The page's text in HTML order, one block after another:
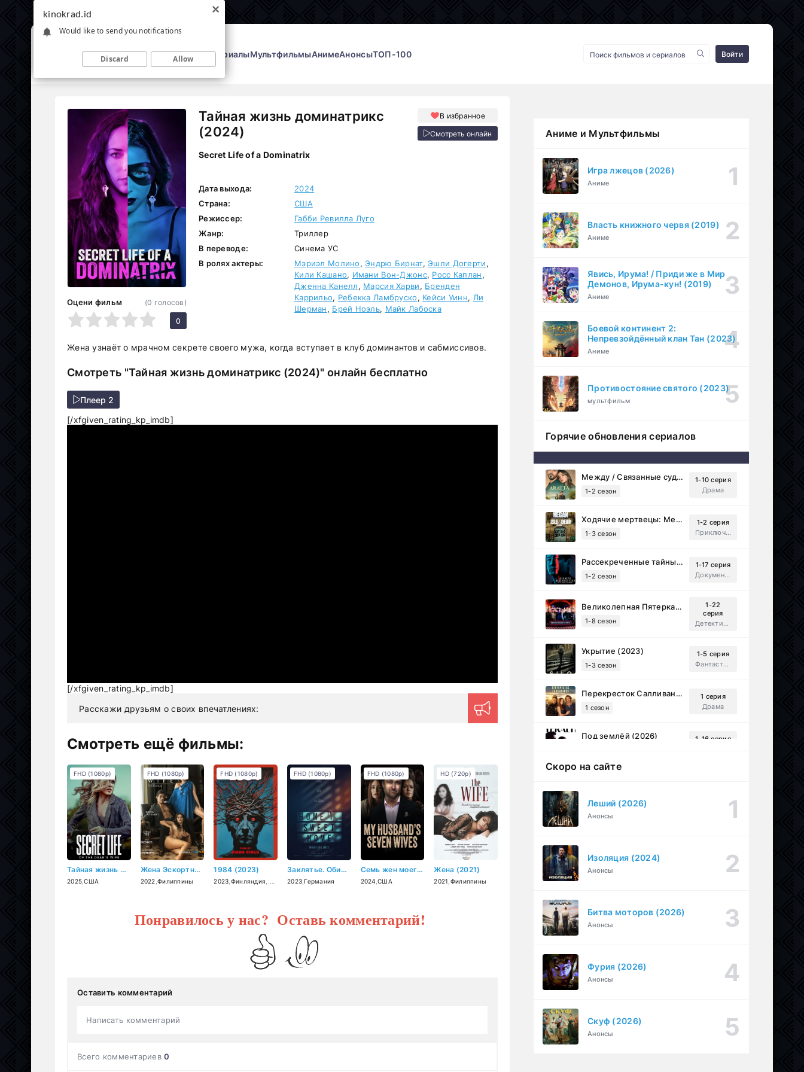
ФильмыСериалыМультфильмыАнимеАнонсыТОП-100 Войти
Тайная жизнь доминатрикс
(2024)
Secret Life of a Dominatrix
В избранное
Смотреть онлайн
Оцени фильм
5
(0 голосов)
0
Дата выхода:
2024
Страна:
США
Режиссер:
Габби Ревилла Луго
Жанр:
Триллер
В переводе:
Синема УС
В ролях актеры:
Мэриэл Молино,Эндрю Бирнат,Эшли Догерти,
Кили Кашано, Имани Вон-Джонс, Росс Каплан,
Дженна Канелл, Марсия Харви, Бренден
Каррильо, Ребекка Ламбруско, Кейси Уинн, Ли
Шерман, Брей Ноэль, Майк Лабоска
Жена узнаёт о мрачном секрете своего мужа, когда вступает в клуб доминантов и сабмиссивов.
Смотреть "Тайная жизнь доминатрикс (2024)" онлайн бесплатно
Плеер 2
[/xfgiven_rating_kp_imdb]
[/xfgiven_rating_kp_imdb]
Расскажи друзьям о своих впечатлениях:
Смотреть ещё фильмы:
Тайная жизнь жены Декана (2025)
2025 ,США
FHD (1080p)
Жена Эскортница (2022)
2022 ,Филиппины
FHD (1080p)
1984 (2023)
2023 Финляндия Россия
FHD (1080p)
Заклятье. Обитель дьявола (2023)
2023 ,Германия
FHD (1080p)
Семь жен моего мужа (2024)
2024 ,США
FHD (1080p)
Жена (2021)
2021 Филиппины
HD (720p)
Понравилось у нас? Оставь комментарий!
Оставить комментарий
Написать комментарий
Всего комментариев0
Аниме и Мультфильмы
Игра лжецов (2026)
Аниме
Власть книжного червя (2019)
Аниме
Явись, Ирума! / Приди же в Мир
Демонов, Ирума-кун! (2019)
Аниме
Боевой континент 2:
Непревзойдённый клан Тан (2023)
Аниме
Противостояние святого (2023)
мультфильм
Горячие обновления сериалов
Между / Связанные судьбой (2025)
1-2 сезон
1-10 серия
Драма
Ходячие мертвецы: Мертвый город (2023)
1-3 сезон
1-2 серия
Приключения, Ужасы, Триллер
Рассекреченные тайны с Дэвидом Духовны (2025)
1-2 сезон
1-17 серия
Документальный, Исторический, Sci-Fi
Великолепная Пятерка (2019)
1-8 сезон
1-22
серия
Детектив, Русский
Укрытие (2023)
1-3 сезон
1-5 серия
Фантастика, Триллер, Драма
Перекресток Салливанов (2023)
1 сезон
1 серия
Драма
Под землёй (2026)
1-16 серия
БиМ (2021)
Скоро на сайте
Леший (2026)
Анонсы
Изоляция (2024)
Анонсы
Битва моторов (2026)
Анонсы
Фурия (2026)
Анонсы
Скуф (2026)
Анонсы
kinokrad.id
Would like to send you notifications
Discard Allow